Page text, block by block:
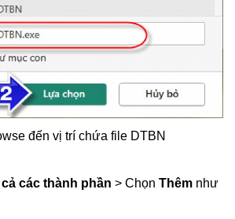
đến vị trí chứa file DTBN
các thành phần > Chọn Thêm như